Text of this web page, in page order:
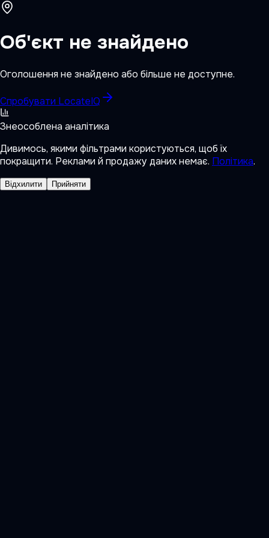
Об'єкт не знайдено
Оголошення не знайдено або більше не доступне.
Спробувати LocateIQ
Знеособлена аналітика
Дивимось, якими фільтрами користуються, щоб їх
покращити. Реклами й продажу даних немає. Політика.
Відхилити Прийняти